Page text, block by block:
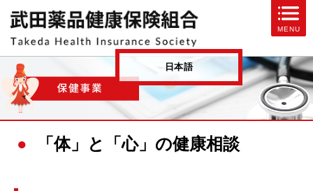
MENU
「体」と「心」の健康相談
日本語